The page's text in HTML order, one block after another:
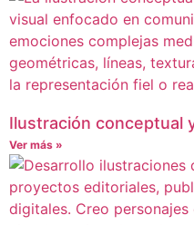
Ilustración conceptual
Ver más »